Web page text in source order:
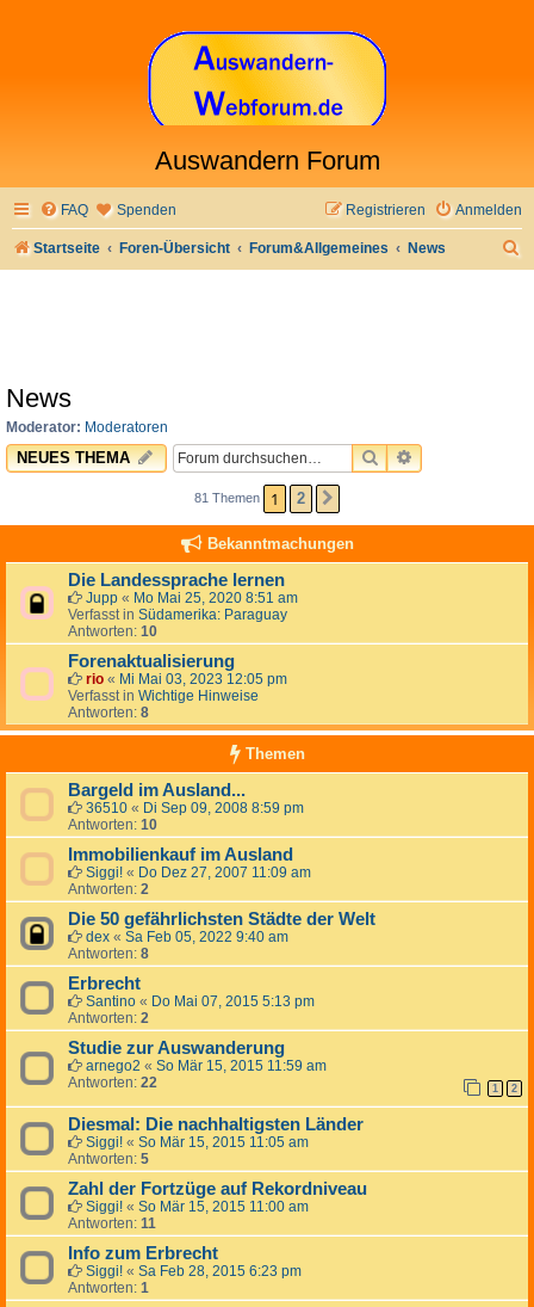
Auswandern Forum
FAQ Spenden Anmelden
Registrieren
Startseite Foren-Übersicht Forum&Allgemeines News
News
Moderator: Moderatoren
NEUES THEMA SUCHEERWEITERTE
81 Themen 1 2
Bekanntmachungen
Die Landessprache lernen
Jupp « Mo Mai 25, 2020 8:51 am
Verfasst in Südamerika: Paraguay
Antworten: 10
Forenaktualisierung
rio « Mi Mai 03, 2023 12:05 pm
Verfasst in Wichtige Hinweise
Antworten: 8
Themen
Bargeld im Ausland...
36510 « Di Sep 09, 2008 8:59 pm
Antworten: 10
Immobilienkauf im Ausland
Siggi! « Do Dez 27, 2007 11:09 am
Antworten: 2
Die 50 gefährlichsten Städte der Welt
dex « Sa Feb 05, 2022 9:40 am
Antworten: 8
Erbrecht
Santino « Do Mai 07, 2015 5:13 pm
Antworten: 2
Studie zur Auswanderung
arnego2 « So Mär 15, 2015 11:59 am
Antworten: 22 1 2
Diesmal: Die nachhaltigsten Länder
Siggi! « So Mär 15, 2015 11:05 am
Antworten: 5
Zahl der Fortzüge auf Rekordniveau
Siggi! « So Mär 15, 2015 11:00 am
Antworten: 11
Info zum Erbrecht
Siggi! « Sa Feb 28, 2015 6:23 pm
Antworten: 1